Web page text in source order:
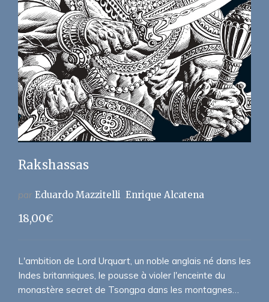
Rakshassas
par Eduardo Mazzitelli Enrique Alcatena
18,00€
L'ambition de Lord Urquart, un noble anglais né dans les
Indes britanniques, le pousse à violer l'enceinte du
monastère secret de Tsongpa dans les montagnes…